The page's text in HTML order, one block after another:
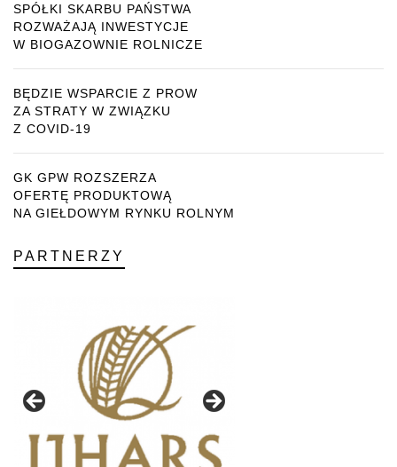
SPÓŁKI SKARBU PAŃSTWA
ROZWAŻAJĄ INWESTYCJE
W BIOGAZOWNIE ROLNICZE
BĘDZIE WSPARCIE Z PROW
ZA STRATY W ZWIĄZKU
Z COVID-19
GK GPW ROZSZERZA
OFERTĘ PRODUKTOWĄ
NA GIEŁDOWYM RYNKU ROLNYM
PARTNERZY